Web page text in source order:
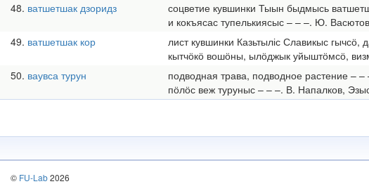
48 ватшетшак дзоридз
соцветие кувшинки Тыын быдмысь
и кокъясас тупелькиясыс – – –. Ю.
49 ватшетшак кор
лист кувшинки Казьтыліс Славикыс
кытчӧкӧ вошӧны, ылӧджык уйыштӧмсӧ,
50 ваувса турун
подводная трава, подводное растение –
пӧлӧс веж туруныс – – –. В. Напалков,
© FU-Lab2026